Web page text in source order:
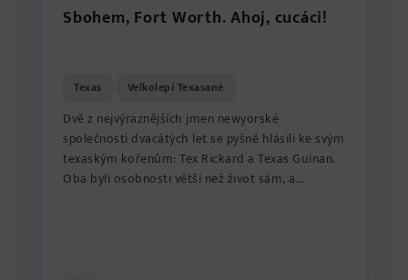
Sbohem, Fort Worth. Ahoj, cucáci!
Texas Velkolepí Texasané
Dvě z nejvýraznějších jmen newyorské
společnosti dvacátých let se pyšně hlásili ke svým
texaským kořenům: Tex Rickard a Texas Guinan.
Oba byli osobnosti větší než život sám, a